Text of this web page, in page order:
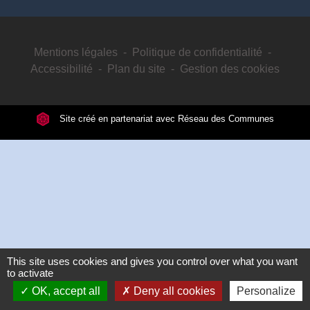
Mentions légales - Politique de confidentialité -
Accessibilité - Plan du site - Gestion des cookies
Site créé en partenariat avec Réseau des Communes
This site uses cookies and gives you control over what you want
to activate
OK, accept all
Deny all cookies Personalize